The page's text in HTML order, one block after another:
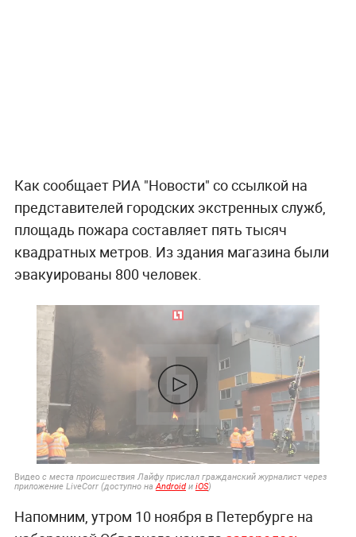
Как сообщает РИА "Новости" со ссылкой на
представителей городских экстренных служб,
площадь пожара составляет пять тысяч
квадратных метров. Из здания магазина были
эвакуированы 800 человек.
Видео с места происшествия Лайфу прислал гражданский журналист через
приложение LiveCorr (доступно наAndroidи iOS)
Напомним, утром 10 ноября в Петербурге на